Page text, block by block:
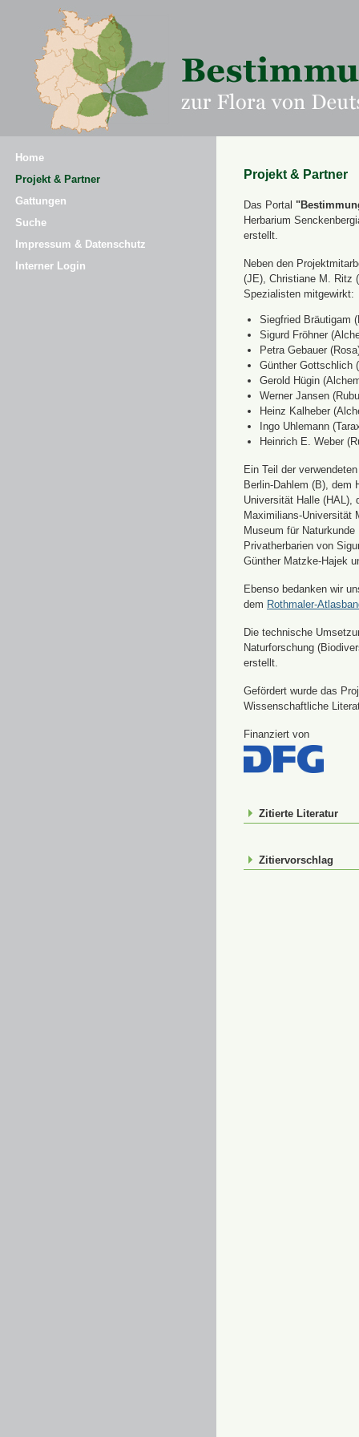
Home
Projekt & Partner
Gattungen
Suche
Impressum & Datenschutz
Interner Login
Projekt & Partner
Das Portal
Herbarium
erstellt.
Neben den
(JE), Christiane M. Ritz
Spezialisten mitgewirkt:
Siegfried Bräutigam
Sigurd Fröhner
Petra Gebauer
Günther Gottschlich
Gerold Hügin
Werner Jansen
Heinz Kalheber
Ingo Uhlemann
Heinrich E. Weber
Ein Teil der
Berlin-Dahlem (B), dem
Universität Halle (HAL),
Maximilians-Universität
Museum für
Privatherbarien von
Günther Matzke-Hajek
Ebenso bedanken wir
dem Rothmaler-
Die technische
Naturforschung
erstellt.
Gefördert wurde das
Wissenschaftliche
Finanziert von
Zitierte Literatur
Zitiervorschlag